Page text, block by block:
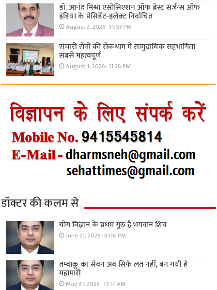
डॉ. आनंद मिश्रा एसोसिएशन ऑफ ब्रेस्ट सर्जन्स ऑफ
इंडिया के प्रेसिडेंट-इलेक्ट निर्वाचित
August 2, 2026- 11:03 PM
संचारी रोगों की रोकथाम में सामुदायिक सहभागिता
सबसे महत्वपूर्ण
August 1, 2026- 11:26 PM
डॉक्टर की कलम से
योग विज्ञान के प्रथम गुरु हैं भगवान शिव
June 21, 2026- 8:06 PM
तम्बाकू का सेवन अब सिर्फ लत नहीं, बन गयी है
महामारी
May 31, 2026- 11:17 AM